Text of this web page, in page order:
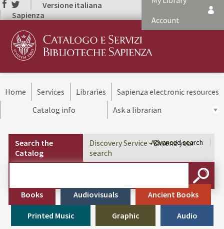
Versione italiana
Sapienza
Account
Home Services Libraries
Sapienza electronic resources
Catalog info
Ask a librarian
Search the
Catalog
Discovery Service - Extend your
search
Books Audiovisuals Ancient Books
Printed Music Graphic Audio
Advanced search